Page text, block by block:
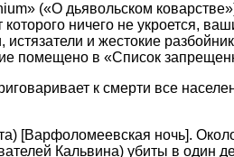
(«О дьявольском
ничего не укроется,
и жестокие
помещено в «Список
к смерти все
[Варфоломеевская ночь].
Кальвина) убиты в один